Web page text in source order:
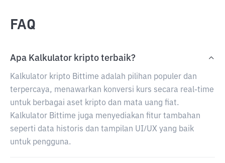
FAQ
Apa Kalkulator kripto terbaik?
Kalkulator kripto Bittime adalah pilihan populer dan
terpercaya, menawarkan konversi kurs secara real-time
untuk berbagai aset kripto dan mata uang fiat.
Kalkulator Bittime juga menyediakan fitur tambahan
seperti data historis dan tampilan UI/UX yang baik
untuk pengguna.